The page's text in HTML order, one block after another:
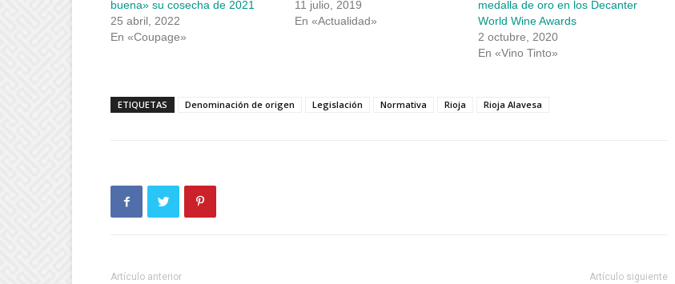
buena» su cosecha de 2021
25 abril, 2022
En «Coupage»
11 julio, 2019
En «Actualidad»
medalla de oro en los Decanter
World Wine Awards
2 octubre, 2020
En «Vino Tinto»
ETIQUETAS Denominación de origen Legislación Normativa Rioja Rioja Alavesa
Artículo anterior Artículo siguiente